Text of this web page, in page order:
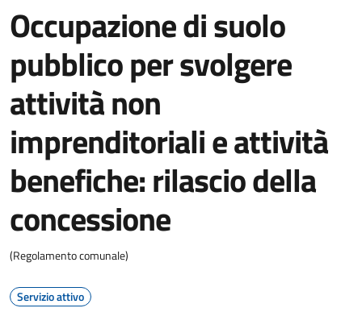
Occupazione di suolo
pubblico per svolgere
attività non
imprenditoriali e attività
benefiche: rilascio della
concessione
(Regolamento comunale)
Servizio attivo